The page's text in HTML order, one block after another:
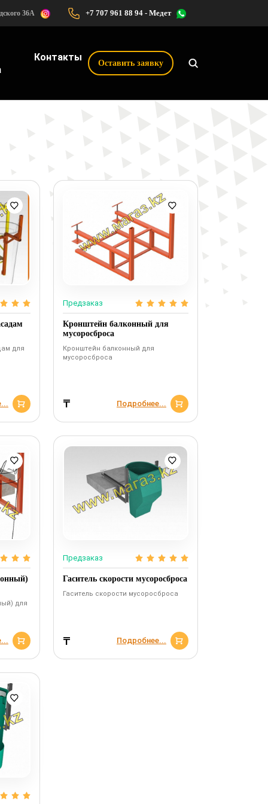
36А +7 707 961 88 94 - Медет
Контакты
Оставить заявку
для
Предзаказ
Кронштейн балконный для
мусоросброса
Кронштейн балконный для
мусоросброса
₸ Подробнее...
для
Предзаказ
Гаситель скорости мусоросброса
Гаситель скорости мусоросброса
₸ Подробнее...